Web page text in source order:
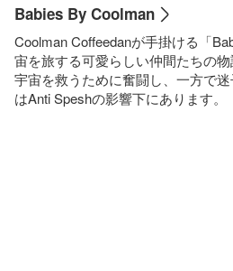
Babies By Coolman
Coolman Coffeedanが手掛ける「
宙を旅する可愛らしい仲間たちの
宇宙を救うために奮闘し、一方で
はAnti Speshの影響下にあります。